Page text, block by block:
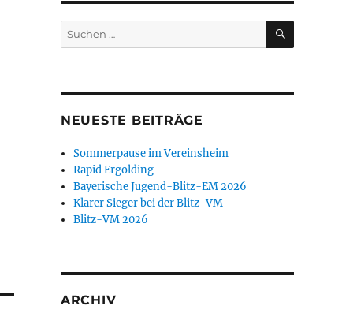
Suchen
nach:
SUCHEN
NEUESTE BEITRÄGE
Sommerpause im Vereinsheim
Rapid Ergolding
Bayerische Jugend-Blitz-EM 2026
Klarer Sieger bei der Blitz-VM
Blitz-VM 2026
ARCHIV